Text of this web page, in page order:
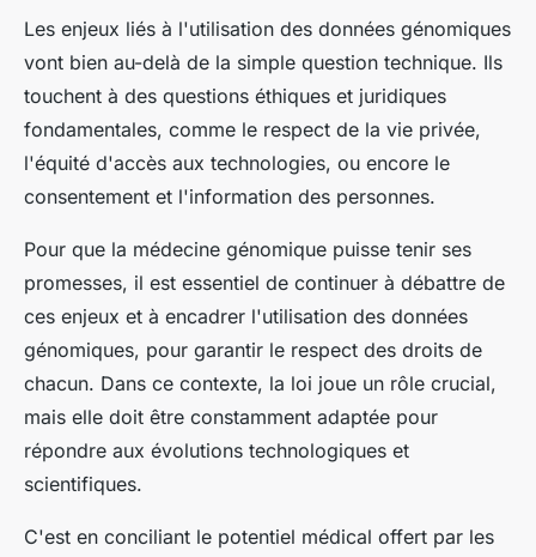
Les enjeux liés à l'utilisation des données génomiques
vont bien au-delà de la simple question technique. Ils
touchent à des questions éthiques et juridiques
fondamentales, comme le respect de la vie privée,
l'équité d'accès aux technologies, ou encore le
consentement et l'information des personnes.
Pour que la médecine génomique puisse tenir ses
promesses, il est essentiel de continuer à débattre de
ces enjeux et à encadrer l'utilisation des données
génomiques, pour garantir le respect des droits de
chacun. Dans ce contexte, la loi joue un rôle crucial,
mais elle doit être constamment adaptée pour
répondre aux évolutions technologiques et
scientifiques.
C'est en conciliant le potentiel médical offert par les